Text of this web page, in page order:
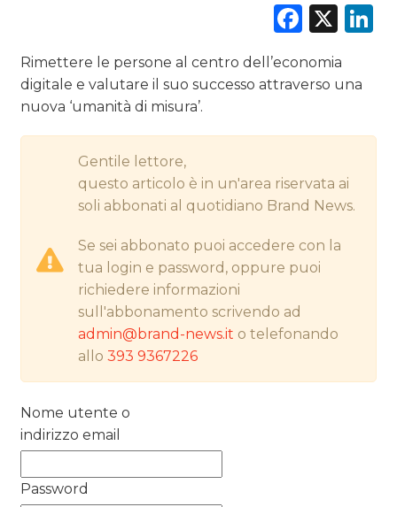
RADIO / AUDIO
TV
RICERCHE
PREVISIONI/SCENARI
NORMATIVE
TREND
CASE HISTORY
OPINIONI
X
Rimettere le persone al centro dell’economia
digitale e valutare il suo successo attraverso una
nuova ‘umanità di misura’.
Gentile lettore,
questo articolo è in un'area riservata ai
soli abbonati al quotidiano Brand News.
Se sei abbonato puoi accedere con la
tua login e password, oppure puoi
richiedere informazioni
sull'abbonamento scrivendo ad
admin@brand-news.it o telefonando
allo393 9367226
Nome utente o
indirizzo email
Password